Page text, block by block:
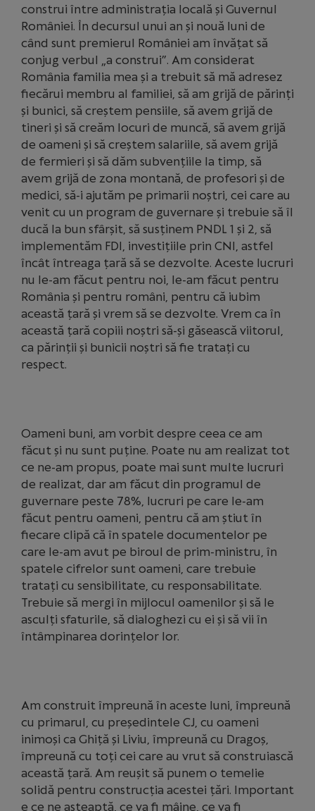
construi între administrația locală și Guvernul
României. În decursul unui an și nouă luni de
când sunt premierul României am învățat să
conjug verbul „a construi”. Am considerat
România familia mea și a trebuit să mă adresez
fiecărui membru al familiei, să am grijă de părinți
și bunici, să creștem pensiile, să avem grijă de
tineri și să creăm locuri de muncă, să avem grijă
de oameni și să creștem salariile, să avem grijă
de fermieri și să dăm subvențiile la timp, să
avem grijă de zona montană, de profesori și de
medici, să-i ajutăm pe primarii noștri, cei care au
venit cu un program de guvernare și trebuie să îl
ducă la bun sfârșit, să susținem PNDL 1 și 2, să
implementăm FDI, investițiile prin CNI, astfel
încât întreaga țară să se dezvolte. Aceste lucruri
nu le-am făcut pentru noi, le-am făcut pentru
România și pentru români, pentru că iubim
această țară și vrem să se dezvolte. Vrem ca în
această țară copiii noștri să-și găsească viitorul,
ca părinții și bunicii noștri să fie tratați cu
respect.
Oameni buni, am vorbit despre ceea ce am
făcut și nu sunt puține. Poate nu am realizat tot
ce ne-am propus, poate mai sunt multe lucruri
de realizat, dar am făcut din programul de
guvernare peste 78%, lucruri pe care le-am
făcut pentru oameni, pentru că am știut în
fiecare clipă că în spatele documentelor pe
care le-am avut pe biroul de prim-ministru, în
spatele cifrelor sunt oameni, care trebuie
tratați cu sensibilitate, cu responsabilitate.
Trebuie să mergi în mijlocul oamenilor și să le
asculți sfaturile, să dialoghezi cu ei și să vii în
întâmpinarea dorințelor lor.
Am construit împreună în aceste luni, împreună
cu primarul, cu președintele CJ, cu oameni
inimoși ca Ghiță și Liviu, împreună cu Dragoș,
împreună cu toți cei care au vrut să construiască
această țară. Am reușit să punem o temelie
solidă pentru construcția acestei țări. Important
e ce ne așteaptă, ce va fi mâine, ce va fi